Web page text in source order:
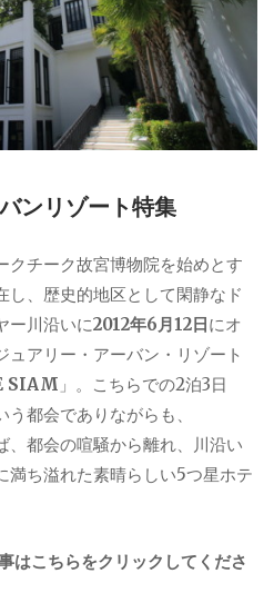
ンリゾート特集
クチーク故宮博物院を始めとす
し、歴史的地区として閑静なド
ー川沿いに2012年6月12日にオ
ュアリー・アーバン・リゾート
SIAM 」。こちらでの2泊3日
都会でありながらも、
、都会の喧騒から離れ、川沿い
満ち溢れた素晴らしい5つ星ホテ
はこちらをクリックしてくださ